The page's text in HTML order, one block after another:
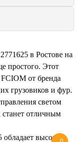
в Ростове на
простого. Этот
от бренда
грузовиков и фур.
светом
станет отличным
обладает высоким